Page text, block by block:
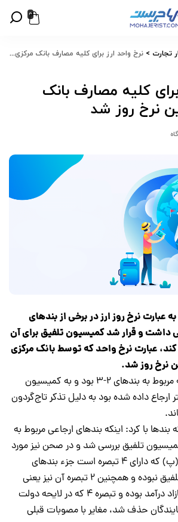
0
تجارت > نرخ واحد ارز برای کلیه مصارف بانک مرکزی جایگزین نرخ روز شد
کلیه مصارف بانک
نرخ روز شد
عبارتنرخ روز ارزدر برخی از بندهای
داشت و قرار شد کمیسیون تلفیق برای آن
عبارت نرخ واحد که توسط بانک مرکزی
نرخ روز شد.
بندهای (پ) و (ث) که مربوط به بندهای 2-3 بود و به کمیسیون
ارجاع داده شده بود به دلیل تذکر تاج‌گردون
بندها با کرد: اینکه بندهای ارجاعی مربوط به
تلفیق بررسی شد و در صحن نیز مورد
تایید قرار گرفت و بند (پ) که دارای 4 تبصره است جزء بندهای
ارجاعی به کمیسیون تلفیق نبوده و همچنین 2 تبصره آن نیز یعنی
تبصره 1 که مربوط به مازاد درآمد بوده و تبصره 4 که در لایحه دولت
حذف شد، مغایر با مصوبات قبلی